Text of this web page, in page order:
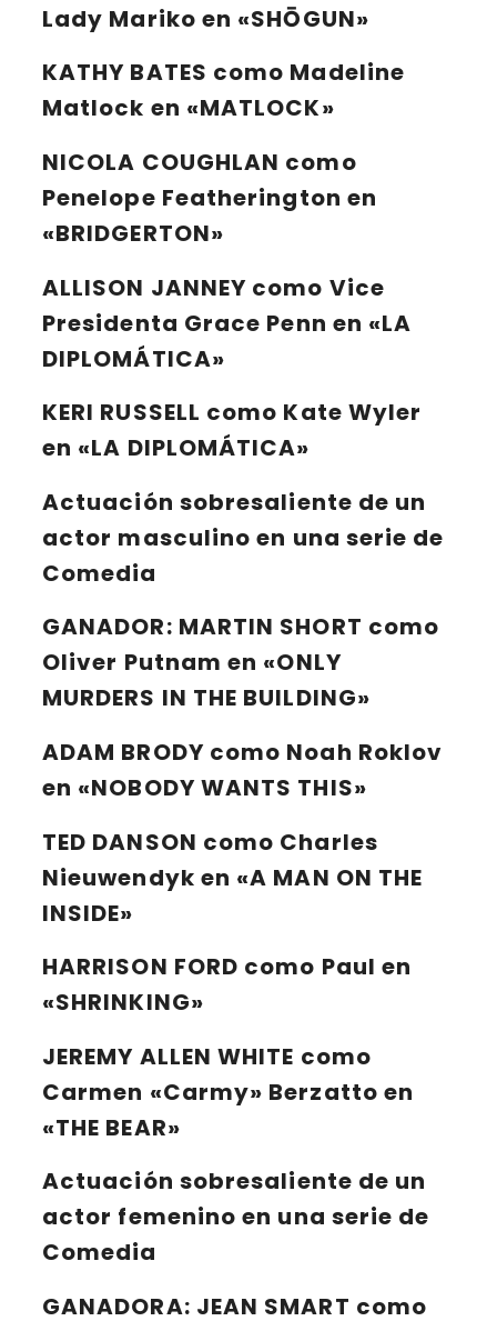
Lady Mariko en «SHŌGUN»
KATHY BATES como Madeline
Matlock en «MATLOCK»
NICOLA COUGHLAN como
Penelope Featherington en
«BRIDGERTON»
ALLISON JANNEY como Vice
Presidenta Grace Penn en «LA
DIPLOMÁTICA»
KERI RUSSELL como Kate Wyler
en «LA DIPLOMÁTICA»
Actuación sobresaliente de un
actor masculino en una serie de
Comedia
GANADOR: MARTIN SHORT como
Oliver Putnam en «ONLY
MURDERS IN THE BUILDING»
ADAM BRODYcomo Noah Roklov
en «NOBODY WANTS THIS»
TED DANSON como Charles
Nieuwendyk en «A MAN ON THE
INSIDE»
HARRISON FORD como Paul en
«SHRINKING»
JEREMY ALLEN WHITE como
Carmen «Carmy» Berzatto en
«THE BEAR»
Actuación sobresaliente de un
actor femenino en una serie de
Comedia
GANADORA: JEAN SMART como